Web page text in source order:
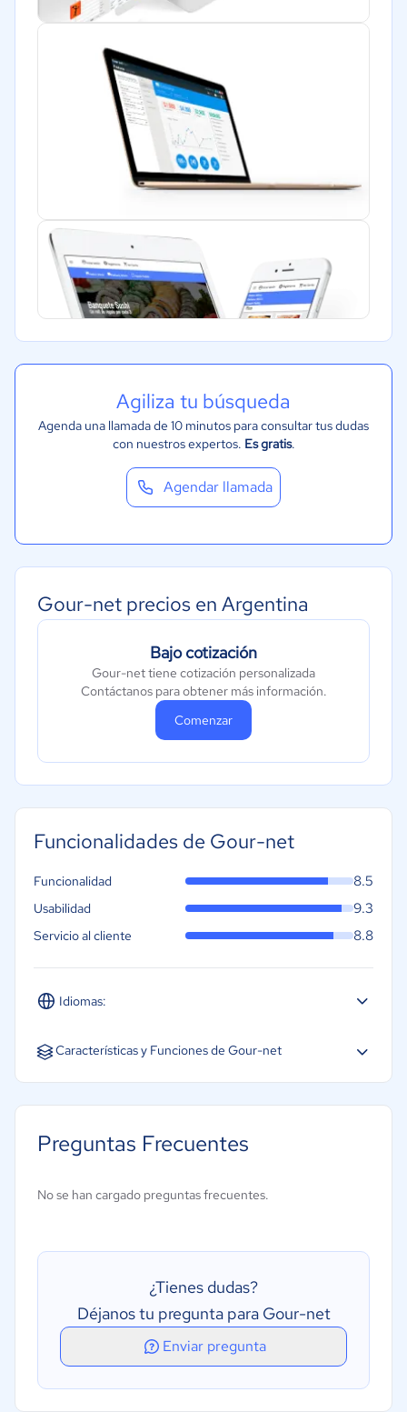
Agiliza tu búsqueda
Agenda una llamada de 10 minutos para consultar tus dudas
con nuestros expertos. Es gratis.
Agendar llamada
Gour-net precios en Argentina
Bajo cotización
Gour-net tiene cotización personalizada
Contáctanos para obtener más información.
Comenzar
Funcionalidades de Gour-net
Idiomas:
Funcionalidad 8.5
Usabilidad 9.3
Servicio al cliente 8.8
Características y Funciones de Gour-net
Preguntas Frecuentes
No se han cargado preguntas frecuentes.
¿Tienes dudas?
Déjanos tu pregunta para Gour-net
Enviar pregunta